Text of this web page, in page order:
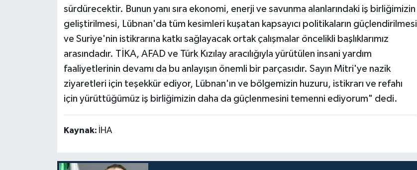
sürdürecektir. Bunun yanı sıra ekonomi, enerji ve savunma alanlarındaki iş birliğimizin
geliştirilmesi, Lübnan'da tüm kesimleri kuşatan kapsayıcı politikaların güçlendirilmesi
ve Suriye'nin istikrarına katkı sağlayacak ortak çalışmalar öncelikli başlıklarımız
arasındadır. TİKA, AFAD ve Türk Kızılay aracılığıyla yürütülen insani yardım
faaliyetlerinin devamı da bu anlayışın önemli bir parçasıdır. Sayın Mitri'ye nazik
ziyaretleri için teşekkür ediyor, Lübnan'ın ve bölgemizin huzuru, istikrarı ve refahı
için yürüttüğümüz iş birliğimizin daha da güçlenmesini temenni ediyorum" dedi.
Kaynak: İHA